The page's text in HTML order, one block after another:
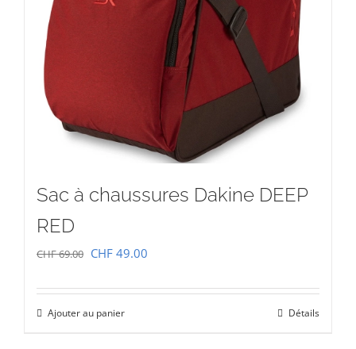
Sac à chaussures Dakine DEEP
RED
CHF69.00 Le
initial
était :
CHF 49.00
actuel
Ajouter au panier Détails